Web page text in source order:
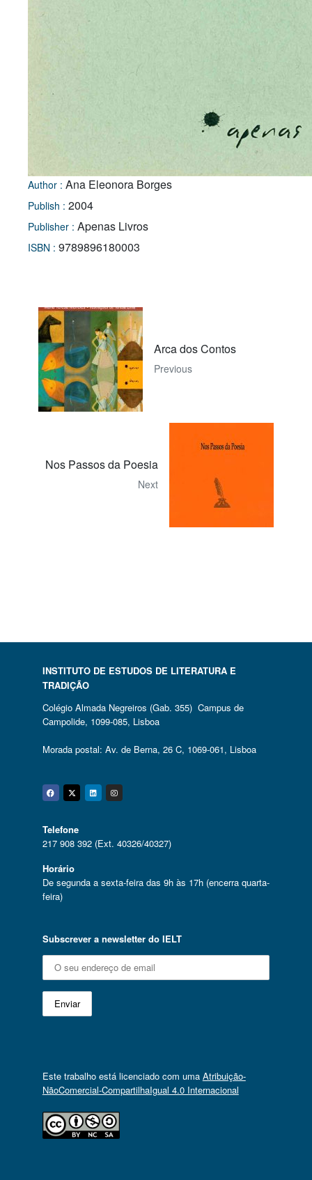
Author : Ana Eleonora Borges
Publish : 2004
Publisher : Apenas Livros
ISBN : 9789896180003
Arca dos Contos
Previous
Nos Passos da Poesia
Next
INSTITUTO DE ESTUDOS DE LITERATURA E
TRADIÇÃO
Colégio Almada Negreiros (Gab. 355) Campus de
Campolide, 1099-085, Lisboa
Morada postal: Av. de Berna, 26 C, 1069-061, Lisboa
Facebook
Twitter
Linkedin
Instagram
Telefone
217 908 392 (Ext. 40326/40327)
Horário
De segunda a sexta-feira das 9h às 17h (encerra quarta-
feira)
Subscrever a newsletter do IELT
Este trabalho está licenciado com uma Atribuição-
NãoComercial-CompartilhaIgual 4.0 Internacional